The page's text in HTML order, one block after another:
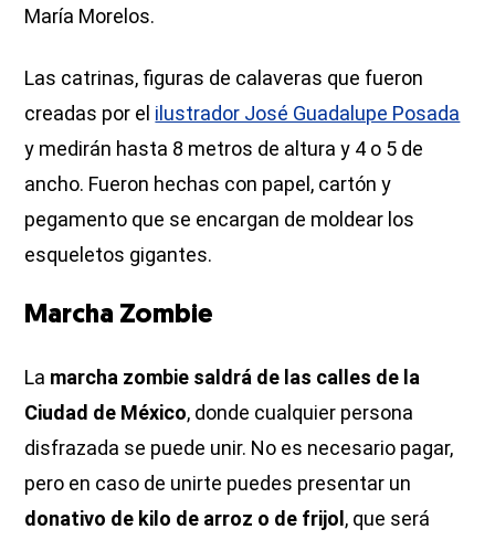
María Morelos.
Las catrinas, figuras de calaveras que fueron
creadas por el ilustrador José Guadalupe Posada
y medirán hasta 8 metros de altura y 4 o 5 de
ancho. Fueron hechas con papel, cartón y
pegamento que se encargan de moldear los
esqueletos gigantes.
Marcha Zombie
La marcha zombie saldrá de las calles de la
Ciudad de México, donde cualquier persona
disfrazada se puede unir. No es necesario pagar,
pero en caso de unirte puedes presentar un
donativo de kilo de arroz o de frijol, que será